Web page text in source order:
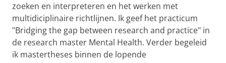
zoeken en interpreteren en het werken met
multidiciplinaire richtlijnen. Ik geef het practicum
"Bridging the gap between research and practice" in
de research master Mental Health. Verder begeleid
ik mastertheses binnen de lopende